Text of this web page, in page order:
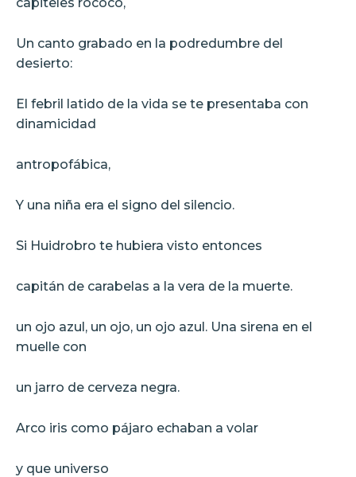
Un canto grabado en la podredumbre del
desierto:
El febril latido de la vida se te presentaba con
dinamicidad
antropofábica,
Y una niña era el signo del silencio.
Si Huidrobro te hubiera visto entonces
capitán de carabelas a la vera de la muerte.
un ojo azul, un ojo, un ojo azul. Una sirena en el
muelle con
un jarro de cerveza negra.
Arco iris como pájaro echaban a volar
y que universo